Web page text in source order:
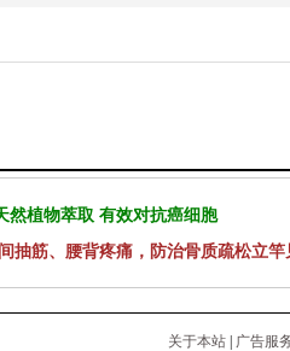
然植物萃取 有效对抗癌细胞
抽筋、腰背疼痛，防治骨质疏松立竿
关于本站
广告服